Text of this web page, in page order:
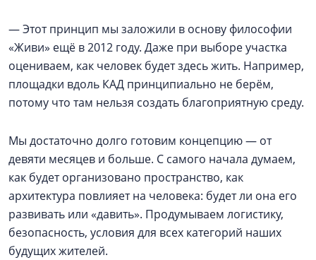
— Этот принцип мы заложили в основу философии
«Живи» ещё в 2012 году. Даже при выборе участка
оцениваем, как человек будет здесь жить. Например,
площадки вдоль КАД принципиально не берём,
потому что там нельзя создать благоприятную среду.
Мы достаточно долго готовим концепцию — от
девяти месяцев и больше. С самого начала думаем,
как будет организовано пространство, как
архитектура повлияет на человека: будет ли она его
развивать или «давить». Продумываем логистику,
безопасность, условия для всех категорий наших
будущих жителей.